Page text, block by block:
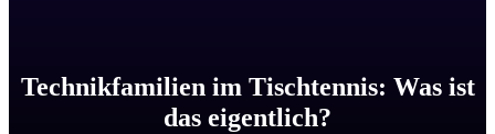
Technikfamilien im Tischtennis: Was ist
das eigentlich?